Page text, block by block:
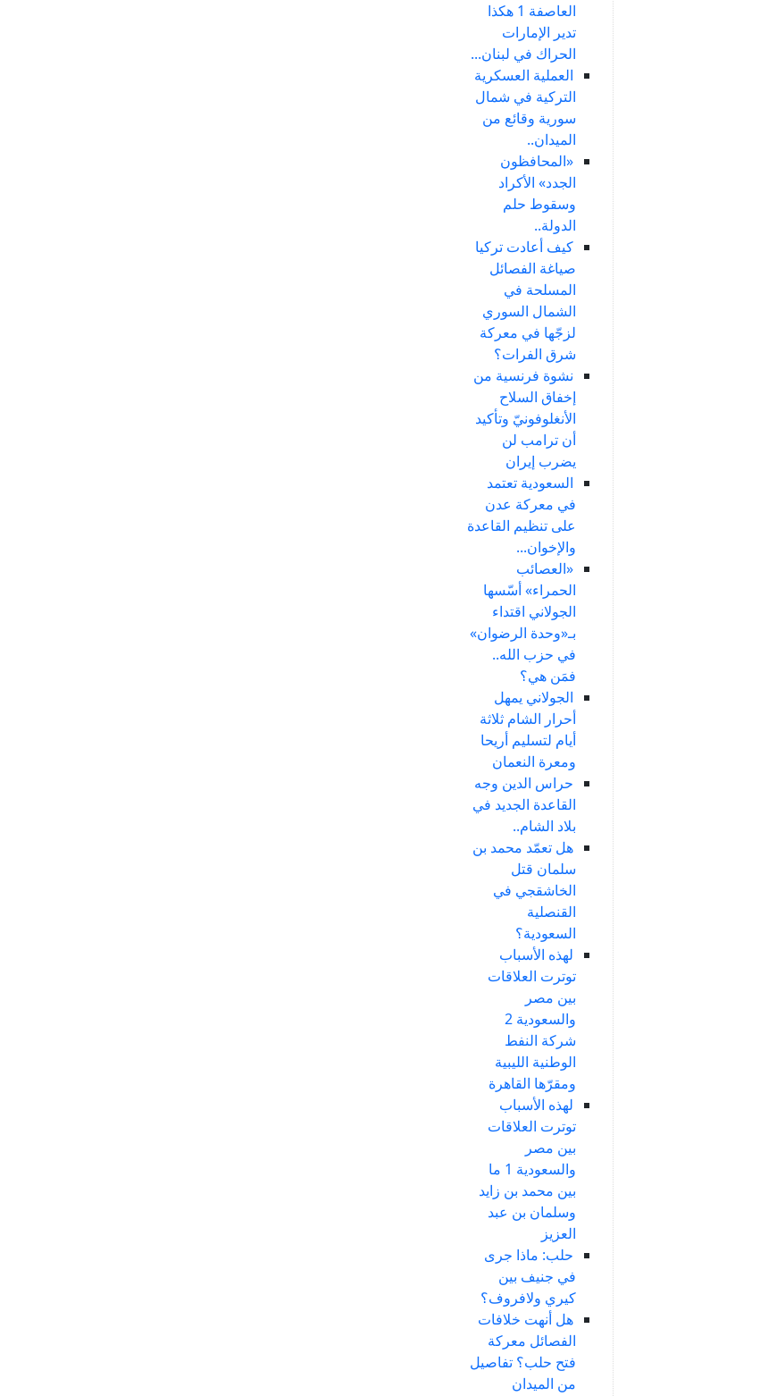
العاصفة 1 هكذا
تدير الإمارات
الحراك في لبنان...
العملية العسكرية
التركية في شمال
سورية وقائع من
الميدان..
«المحافظون
الجدد» الأكراد
وسقوط حلم
الدولة..
كيف أعادت تركيا
صياغة الفصائل
المسلحة في
الشمال السوري
لزجّها في معركة
شرق الفرات؟
نشوة فرنسية من
إخفاق السلاح
الأنغلوفونيّ وتأكيد
أن ترامب لن
يضرب إيران
السعودية تعتمد
في معركة عدن
على تنظيم القاعدة
والإخوان...
«العصائب
الحمراء» أسّسها
الجولاني اقتداء
بـ«وحدة الرضوان»
في حزب الله..
فمَن هي؟
الجولاني يمهل
أحرار الشام ثلاثة
أيام لتسليم أريحا
ومعرة النعمان
حراس الدين وجه
القاعدة الجديد في
بلاد الشام..
هل تعمّد محمد بن
سلمان قتل
الخاشقجي في
القنصلية
السعودية؟
لهذه الأسباب
توترت العلاقات
بين مصر
والسعودية 2
شركة النفط
الوطنية الليبية
ومقرّها القاهرة
لهذه الأسباب
توترت العلاقات
بين مصر
والسعودية 1 ما
بين محمد بن زايد
وسلمان بن عبد
العزيز
حلب: ماذا جرى
في جنيف بين
كيري ولافروف؟
هل أنهت خلافات
الفصائل معركة
فتح حلب؟ تفاصيل
من الميدان